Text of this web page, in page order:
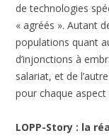
de technologies
« agréés ». Autant
populations quant
d’injonctions à
salariat, et de
pour chaque aspect
LOPP-Story : la